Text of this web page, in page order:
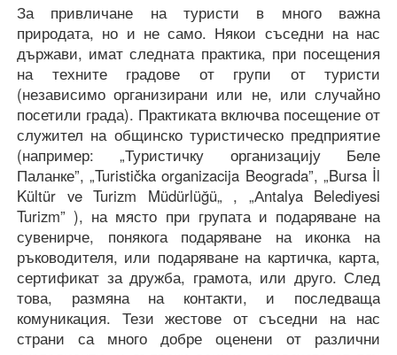
За привличане на туристи в много важна
природата, но и не само. Някои съседни на нас
държави, имат следната практика, при посещения
на техните градове от групи от туристи
(независимо организирани или не, или случайно
посетили града). Практиката включва посещение от
служител на общинско туристическо предприятие
(например: „Туристичку организацију Беле
Паланке”, „Turistička organizacija Beograda”, „Bursa İl
Kültür ve Turizm Müdürlüğü„ , „Аntalya Belediyesi
Turizm” ), на място при групата и подаряване на
сувенирче, понякога подаряване на иконка на
ръководителя, или подаряване на картичка, карта,
сертификат за дружба, грамота, или друго. След
това, размяна на контакти, и последваща
комуникация. Тези жестове от съседни на нас
страни са много добре оценени от различни